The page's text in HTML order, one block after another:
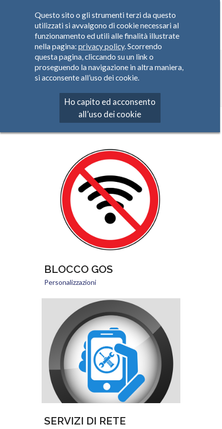
PERSONALIZZAZIONI
BLOCCO GOS
Personalizzazioni
SERVIZI DI RETE
Questo sito o gli strumenti terzi da questo
utilizzati si avvalgono di cookie necessari al
funzionamento ed utili alle finalità illustrate
nella pagina:privacy policy. Scorrendo
questa pagina, cliccando su un link o
proseguendo la navigazione in altra maniera,
si acconsente all’uso dei cookie.
Ho capito ed acconsento
all’uso dei cookie